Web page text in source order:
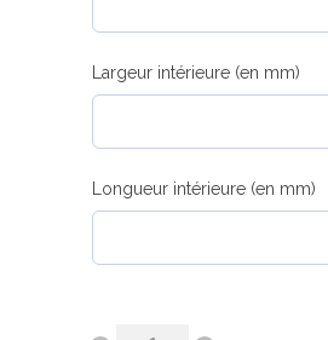
Largeur intérieure (en mm)
Longueur intérieure (en mm)